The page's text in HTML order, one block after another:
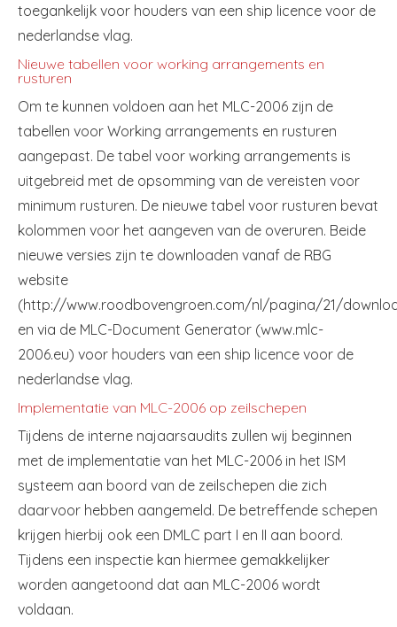
toegankelijk voor houders van een ship licence voor de
nederlandse vlag.
Nieuwe tabellen voor working arrangements en
rusturen
Om te kunnen voldoen aan het MLC-2006 zijn de
tabellen voor Working arrangements en rusturen
aangepast. De tabel voor working arrangements is
uitgebreid met de opsomming van de vereisten voor
minimum rusturen. De nieuwe tabel voor rusturen bevat
kolommen voor het aangeven van de overuren. Beide
nieuwe versies zijn te downloaden vanaf de RBG
website
(http://www.roodbovengroen.com/nl/pagina/21/
en via de MLC-Document Generator (www.mlc-
2006.eu) voor houders van een ship licence voor de
nederlandse vlag.
Implementatie van MLC-2006 op zeilschepen
Tijdens de interne najaarsaudits zullen wij beginnen
met de implementatie van het MLC-2006 in het ISM
systeem aan boord van de zeilschepen die zich
daarvoor hebben aangemeld. De betreffende schepen
krijgen hierbij ook een DMLC part I en II aan boord.
Tijdens een inspectie kan hiermee gemakkelijker
worden aangetoond dat aan MLC-2006 wordt
voldaan.